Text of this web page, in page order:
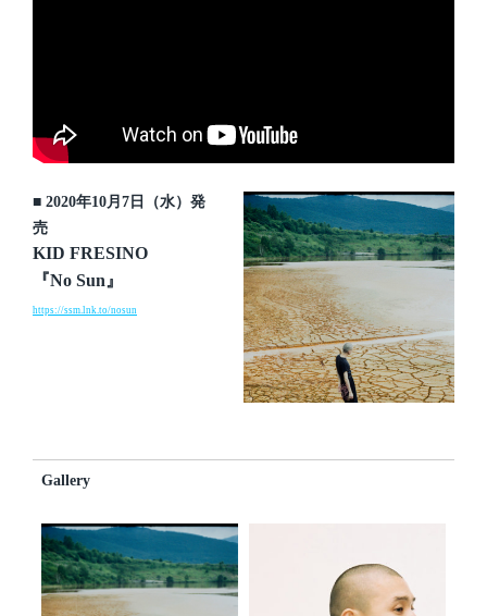
■ 2020年10月7日（水）発
売
KID FRESINO
『No Sun』
https://ssm.lnk.to/nosun
Gallery